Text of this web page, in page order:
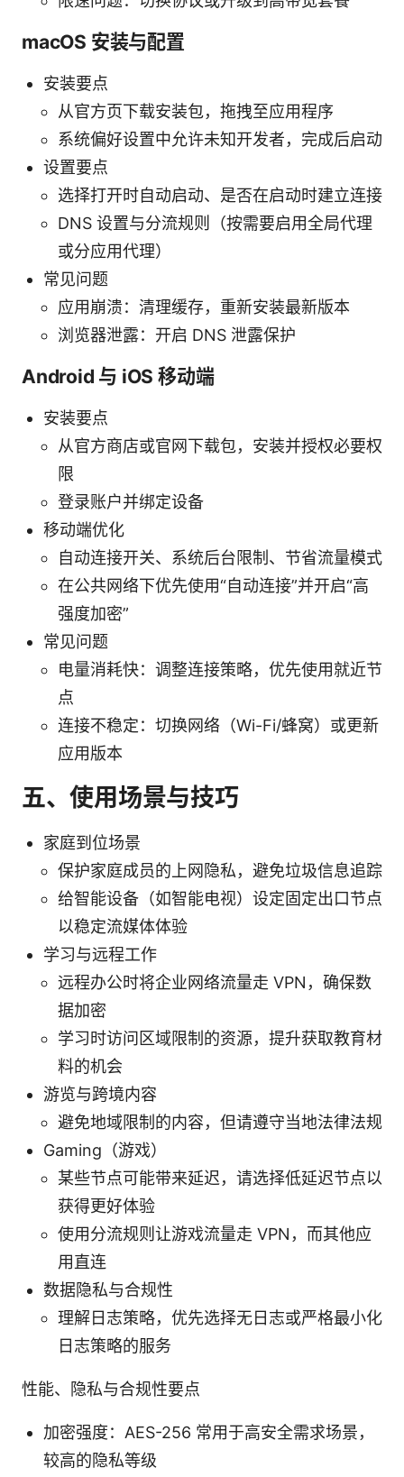
macOS 安装与配置
安装要点
从官方页下载安装包，拖拽至应用程序
系统偏好设置中允许未知开发者，完成后启动
设置要点
选择打开时自动启动、是否在启动时建立连接
DNS 设置与分流规则（按需要启用全局代理
或分应用代理）
常见问题
应用崩溃：清理缓存，重新安装最新版本
浏览器泄露：开启 DNS 泄露保护
Android 与 iOS 移动端
安装要点
从官方商店或官网下载包，安装并授权必要权
限
登录账户并绑定设备
移动端优化
自动连接开关、系统后台限制、节省流量模式
在公共网络下优先使用“自动连接”并开启“高
强度加密”
常见问题
电量消耗快：调整连接策略，优先使用就近节
点
连接不稳定：切换网络（Wi-Fi/蜂窝）或更新
应用版本
五、使用场景与技巧
家庭到位场景
保护家庭成员的上网隐私，避免垃圾信息追踪
给智能设备（如智能电视）设定固定出口节点
以稳定流媒体体验
学习与远程工作
远程办公时将企业网络流量走 VPN，确保数
据加密
学习时访问区域限制的资源，提升获取教育材
料的机会
游览与跨境内容
避免地域限制的内容，但请遵守当地法律法规
Gaming（游戏）
某些节点可能带来延迟，请选择低延迟节点以
获得更好体验
使用分流规则让游戏流量走 VPN，而其他应
用直连
数据隐私与合规性
理解日志策略，优先选择无日志或严格最小化
日志策略的服务
性能、隐私与合规性要点
加密强度：AES-256 常用于高安全需求场景，
较高的隐私等级